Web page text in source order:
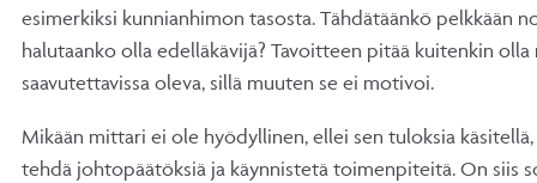
esimerkiksi kunnianhimon tasosta. Tähdätäänkö pelkkään
halutaanko olla edelläkävijä? Tavoitteen pitää kuitenkin olla
saavutettavissa oleva, sillä muuten se ei motivoi.
Mikään mittari ei ole hyödyllinen, ellei sen tuloksia
tehdä johtopäätöksiä ja käynnistetä toimenpiteitä. On siis